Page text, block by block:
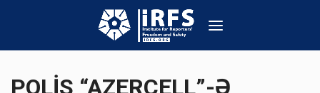
POLİS “AZERCELL”-Ə